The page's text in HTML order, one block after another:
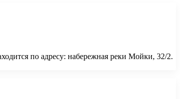
по адресу: набережная реки Мойки, 32/2.